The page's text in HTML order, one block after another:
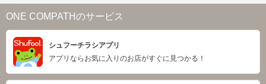
ONE COMPATHのサービス
シュフーチラシアプリ
アプリならお気に入りのお店がすぐに見つかる！